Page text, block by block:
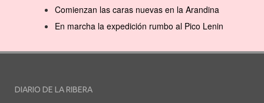
Comienzan las caras nuevas en la Arandina
En marcha la expedición rumbo al Pico Lenin
DIARIO DE LA RIBERA